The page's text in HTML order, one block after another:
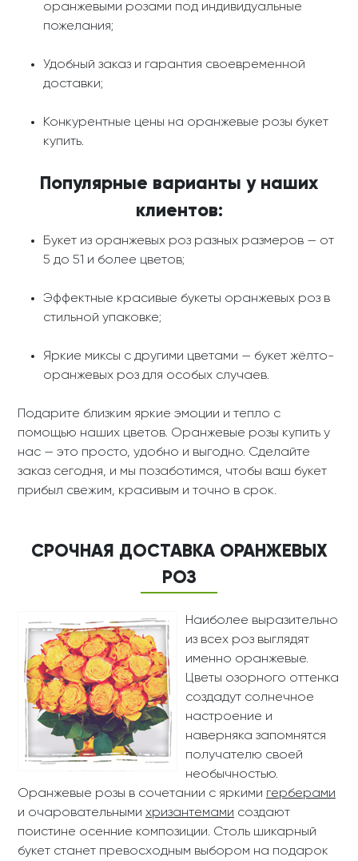
оранжевыми розами под индивидуальные
пожелания;
Удобный заказ и гарантия своевременной
доставки;
Конкурентные цены на оранжевые розы букет
купить.
Популярные варианты у наших
клиентов:
Букет из оранжевых роз разных размеров — от
5 до 51 и более цветов;
Эффектные красивые букеты оранжевых роз в
стильной упаковке;
Яркие миксы с другими цветами — букет жёлто-
оранжевых роз для особых случаев.
Подарите близким яркие эмоции и тепло с
помощью наших цветов. Оранжевые розы купить у
нас — это просто, удобно и выгодно. Сделайте
заказ сегодня, и мы позаботимся, чтобы ваш букет
прибыл свежим, красивым и точно в срок.
СРОЧНАЯ ДОСТАВКА ОРАНЖЕВЫХ
РОЗ
Наиболее выразительно
из всех роз выглядят
именно оранжевые.
Цветы озорного оттенка
создадут солнечное
настроение и
наверняка запомнятся
получателю своей
необычностью.
Оранжевые розы в сочетании с яркими герберами
и очаровательными хризантемами создают
поистине осенние композиции. Столь шикарный
букет станет превосходным выбором на подарок